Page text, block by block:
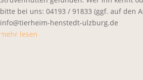
bitte bei uns: 04193 / 91833 (ggf. auf den
info@tierheim-henstedt-ulzburg.de
mehr lesen